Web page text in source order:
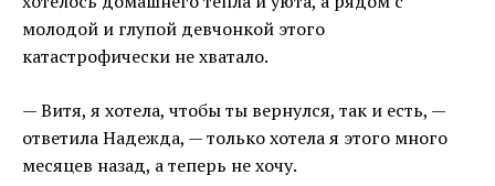
молодой и глупой девчонкой этого
катастрофически не хватало.
— Витя, я хотела, чтобы ты вернулся, так и есть, —
ответила Надежда, — только хотела я этого много
месяцев назад, а теперь не хочу.